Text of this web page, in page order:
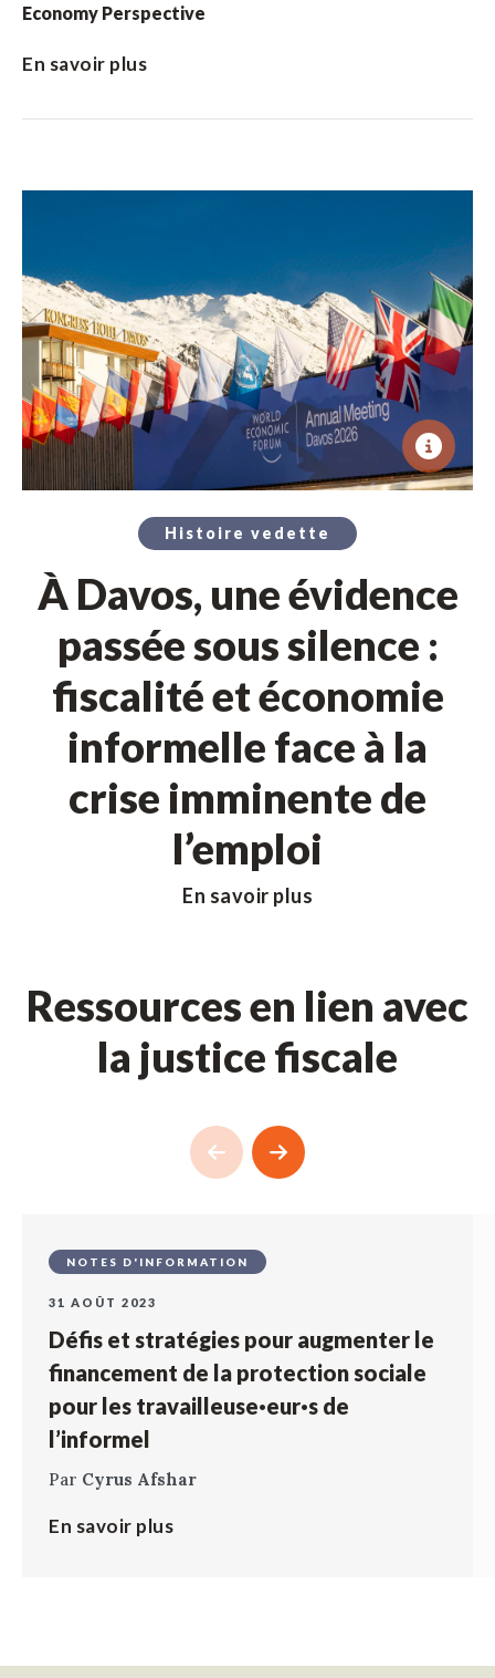
Economy Perspective
En savoir plus
Histoire vedette
À Davos, une évidence
passée sous silence :
fiscalité et économie
informelle face à la
crise imminente de
l’emploi
En savoir plus
Ressources en lien avec
la justice fiscale
NOTES D'INFORMATION
31 AOÛT 2023
Défis et stratégies pour augmenter le
financement de la protection sociale
pour les travailleuse·eur·s de
l’informel
Par Cyrus Afshar
En savoir plus